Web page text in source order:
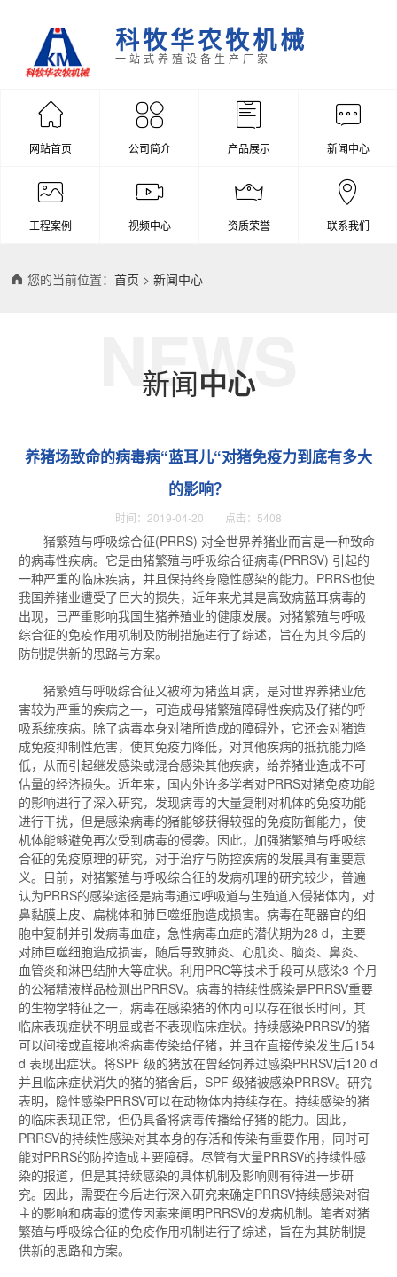
科牧华农牧机械
一站式养殖设备生产厂家
网站首页 公司简介 产品展示 新闻中心
工程案例 视频中心 资质荣誉 联系我们
您的当前位置：首页 >新闻中心
新闻中心
NEWS
养猪场致命的病毒病“蓝耳儿“对猪免疫力到底有多大
的影响？
时间：2019-04-20 点击：5408
猪繁殖与呼吸综合征(PRRS) 对全世界养猪业而言是一种致命
的病毒性疾病。它是由猪繁殖与呼吸综合征病毒(PRRSV) 引起的
一种严重的临床疾病，并且保持终身隐性感染的能力。PRRS也使
我国养猪业遭受了巨大的损失，近年来尤其是高致病蓝耳病毒的
出现，已严重影响我国生猪养殖业的健康发展。对猪繁殖与呼吸
综合征的免疫作用机制及防制措施进行了综述，旨在为其今后的
防制提供新的思路与方案。
猪繁殖与呼吸综合征又被称为猪蓝耳病，是对世界养猪业危
害较为严重的疾病之一，可造成母猪繁殖障碍性疾病及仔猪的呼
吸系统疾病。除了病毒本身对猪所造成的障碍外，它还会对猪造
成免疫抑制性危害，使其免疫力降低，对其他疾病的抵抗能力降
低，从而引起继发感染或混合感染其他疾病，给养猪业造成不可
估量的经济损失。近年来，国内外许多学者对PRRS对猪免疫功能
的影响进行了深入研究，发现病毒的大量复制对机体的免疫功能
进行干扰，但是感染病毒的猪能够获得较强的免疫防御能力，使
机体能够避免再次受到病毒的侵袭。因此，加强猪繁殖与呼吸综
合征的免疫原理的研究，对于治疗与防控疾病的发展具有重要意
义。目前，对猪繁殖与呼吸综合征的发病机理的研究较少，普遍
认为PRRS的感染途径是病毒通过呼吸道与生殖道入侵猪体内，对
鼻黏膜上皮、扁桃体和肺巨噬细胞造成损害。病毒在靶器官的细
胞中复制并引发病毒血症，急性病毒血症的潜伏期为28 d，主要
对肺巨噬细胞造成损害，随后导致肺炎、心肌炎、脑炎、鼻炎、
血管炎和淋巴结肿大等症状。利用PRC等技术手段可从感染3 个月
的公猪精液样品检测出PRRSV。病毒的持续性感染是PRRSV重要
的生物学特征之一，病毒在感染猪的体内可以存在很长时间，其
临床表现症状不明显或者不表现临床症状。持续感染PRRSV的猪
可以间接或直接地将病毒传染给仔猪，并且在直接传染发生后154
d 表现出症状。将SPF 级的猪放在曾经饲养过感染PRRSV后120 d
并且临床症状消失的猪的猪舍后，SPF 级猪被感染PRRSV。研究
表明，隐性感染PRRSV可以在动物体内持续存在。持续感染的猪
的临床表现正常，但仍具备将病毒传播给仔猪的能力。因此，
PRRSV的持续性感染对其本身的存活和传染有重要作用，同时可
能对PRRS的防控造成主要障碍。尽管有大量PRRSV的持续性感
染的报道，但是其持续感染的具体机制及影响则有待进一步研
究。因此，需要在今后进行深入研究来确定PRRSV持续感染对宿
主的影响和病毒的遗传因素来阐明PRRSV的发病机制。笔者对猪
繁殖与呼吸综合征的免疫作用机制进行了综述，旨在为其防制提
供新的思路和方案。